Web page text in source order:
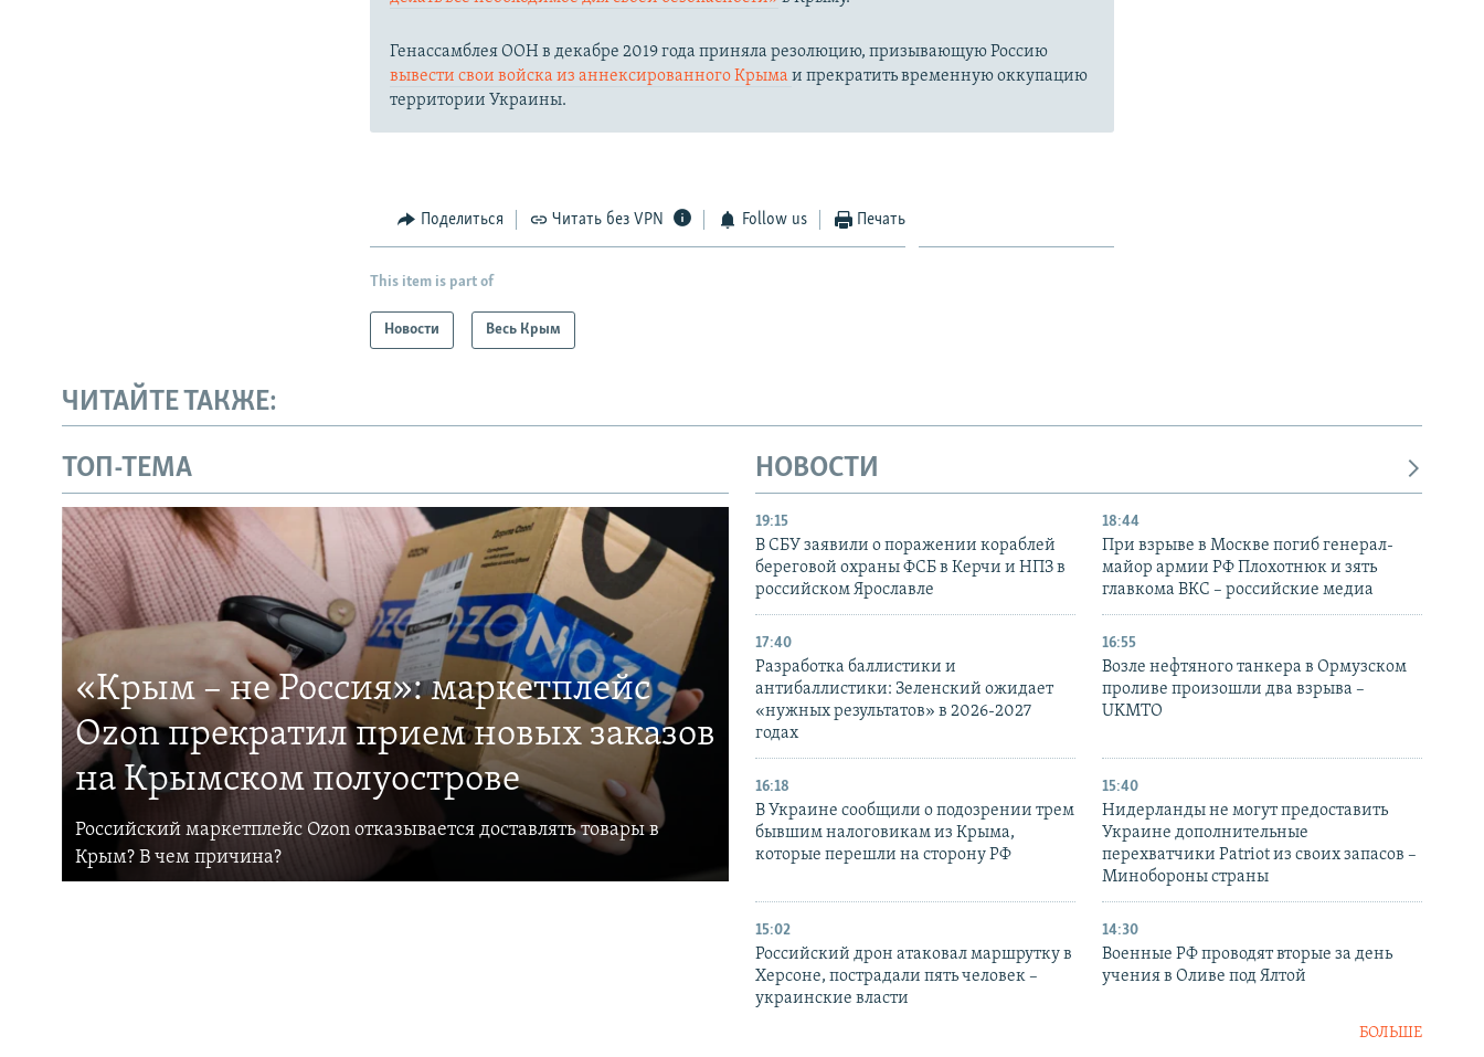
Генассамблея ООН в декабре 2019 года приняла резолюцию, призывающую Россию
вывести свои войска из аннексированного Крымаи прекратить временную оккупацию
территории Украины.
Поделиться Читать без VPN Follow us Печать
This item is part of
Новости Весь Крым
ЧИТАЙТЕ ТАКЖЕ:
ТОП-ТЕМА
«Крым – не Россия»: маркетплейс
Ozon прекратил прием новых заказов
на Крымском полуострове
Российский маркетплейс Ozon отказывается доставлять товары в
Крым? В чем причина?
НОВОСТИ
19:15
В СБУ заявили о поражении кораблей
береговой охраны ФСБ в Керчи и НПЗ в
российском Ярославле
18:44
При взрыве в Москве погиб генерал-
майор армии РФ Плохотнюк и зять
главкома ВКС – российские медиа
17:40
Разработка баллистики и
антибаллистики: Зеленский ожидает
«нужных результатов» в 2026-2027
годах
16:55
Возле нефтяного танкера в Ормузском
проливе произошли два взрыва –
UKMTO
16:18
В Украине сообщили о подозрении трем
бывшим налоговикам из Крыма,
которые перешли на сторону РФ
15:40
Нидерланды не могут предоставить
Украине дополнительные
перехватчики Patriot из своих запасов –
Минобороны страны
15:02
Российский дрон атаковал маршрутку в
Херсоне, пострадали пять человек –
украинские власти
14:30
Военные РФ проводят вторые за день
учения в Оливе под Ялтой
БОЛЬШЕ